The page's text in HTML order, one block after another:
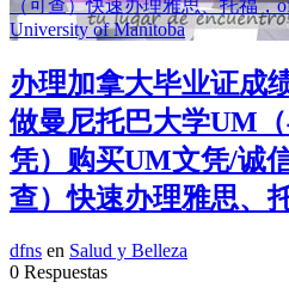
办理加拿大毕业证成
做曼尼托巴大学UM
凭）购买UM文凭/诚
查）快速办理雅思、
dfns en Salud y Belleza
0 Respuestas